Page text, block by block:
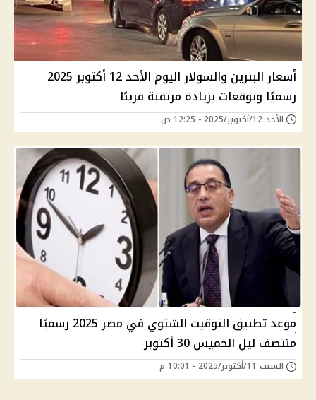
أسعار البنزين والسولار اليوم الأحد 12 أكتوبر 2025
رسميًا وتوقعات بزيادة مرتقبة قريبًا
الأحد 12/أكتوبر/2025 - 12:25 ص
موعد تطبيق التوقيت الشتوي في مصر 2025 رسميًا
منتصف ليل الخميس 30 أكتوبر
السبت 11/أكتوبر/2025 - 10:01 م